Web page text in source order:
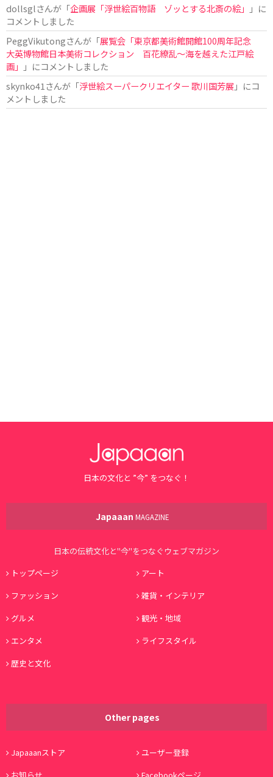
dollsglさんが「企画展「浮世絵百物語 ゾッとする北斎の絵」
」に
コメントしました
PeggVikutongさんが「展覧会「東京都美術館開館100周年記念
大英博物館日本美術コレクション 百花繚乱〜海を越えた江戸絵
画」
」にコメントしました
skynko41 さんが「浮世絵スーパークリエイター 歌川国芳展 」にコ
メントしました
日本の文化と ”今” をつなぐ！
Japaaan MAGAZINE
日本の伝統文化と"今"をつなぐウェブマガジン
トップページ
アート
ファッション
雑貨・インテリア
グルメ
観光・地域
エンタメ
ライフスタイル
歴史と文化
Other pages
Japaaanストア
ユーザー登録
お知らせ
Facebookページ